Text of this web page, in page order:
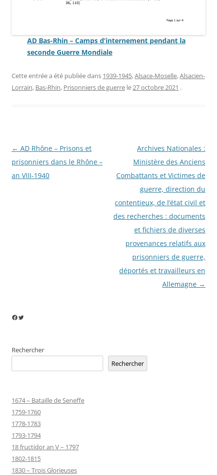
AD Bas-Rhin – Camps d’internement pendant la
seconde Guerre Mondiale
Cette entrée a été publiée dans 1939-1945,Alsace-Moselle,Alsacien-
Lorrain, Bas-Rhin, Prisonniers de guerre le27 octobre 2021 .
Navigation
des
articles
← AD Rhône – Prisons et
prisonniers dans le Rhône –
an VIII-1940
Archives Nationales :
Ministère des Anciens
Combattants et Victimes de
guerre, direction du
contentieux, de l’état civil et
des recherches : documents
et fichiers de diverses
provenances relatifs aux
prisonniers de guerre,
déportés et travailleurs en
Allemagne →
Facebook
Twitter
Rechercher
Rechercher
1674 – Bataille de Seneffe
1759-1760
1778-1783
1793-1794
18 fructidor an V – 1797
1802-1815
1830 – Trois Glorieuses